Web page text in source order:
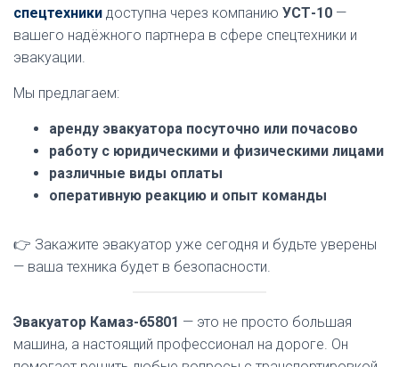
спецтехники доступна через компанию УСТ-10 —
вашего надёжного партнера в сфере спецтехники и
эвакуации.
Мы предлагаем:
аренду эвакуатора посуточно или почасово
работу с юридическими и физическими лицами
различные виды оплаты
оперативную реакцию и опыт команды
👉 Закажите эвакуатор уже сегодня и будьте уверены
— ваша техника будет в безопасности.
Эвакуатор Камаз-65801 — это не просто большая
машина, а настоящий профессионал на дороге. Он